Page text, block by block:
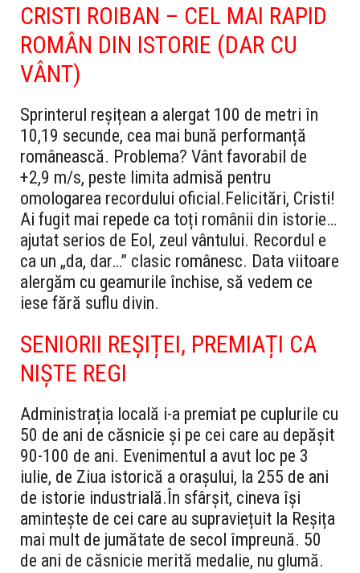
CRISTI ROIBAN – CEL MAI RAPID
ROMÂN DIN ISTORIE (DAR CU
VÂNT)
Sprinterul reșițean a alergat 100 de metri în
10,19 secunde, cea mai bună performanță
românească. Problema? Vânt favorabil de
+2,9 m/s, peste limita admisă pentru
omologarea recordului oficial.Felicitări, Cristi!
Ai fugit mai repede ca toți românii din istorie…
ajutat serios de Eol, zeul vântului. Recordul e
ca un „da, dar…” clasic românesc. Data viitoare
alergăm cu geamurile închise, să vedem ce
iese fără suflu divin.
SENIORII REȘIȚEI, PREMIAȚI CA
NIȘTE REGI
Administrația locală i-a premiat pe cuplurile cu
50 de ani de căsnicie și pe cei care au depășit
90-100 de ani. Evenimentul a avut loc pe 3
iulie, de Ziua istorică a orașului, la 255 de ani
de istorie industrială.În sfârșit, cineva își
amintește de cei care au supraviețuit la Reșița
mai mult de jumătate de secol împreună. 50
de ani de căsnicie merită medalie, nu glumă.